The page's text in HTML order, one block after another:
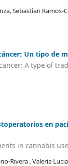
Sebastian Ramos-
Un tipo de
A type of
en
in cannabis
Rivera , Valeria